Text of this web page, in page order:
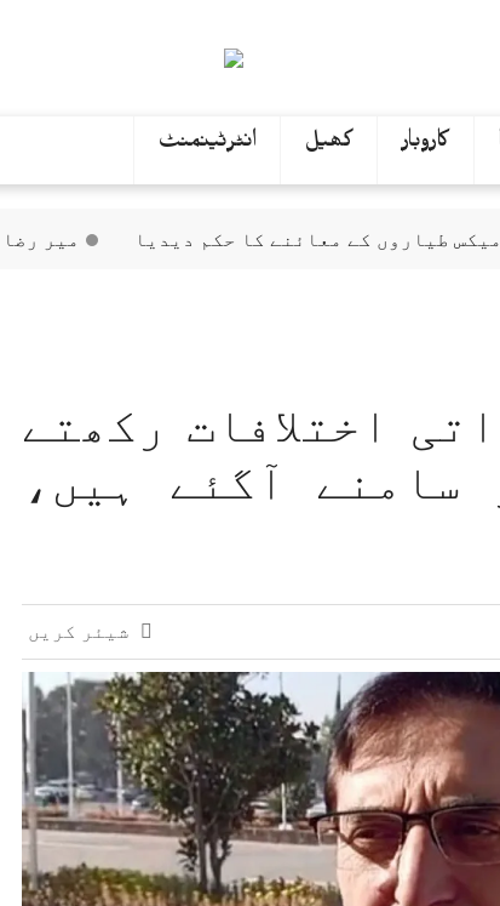
کاروبار کھیل انٹرٹینمنٹ
میر رضا کی قبر
اختلافات رکھتے
سامنے آگئے ہیں،
شیئر کریں